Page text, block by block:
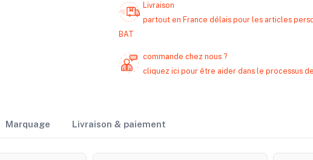
Livraison
partout en France délais pour les articles
BAT
commande chez nous ?
cliquez ici pour être aider dans le processus
Marquage Livraison & paiement